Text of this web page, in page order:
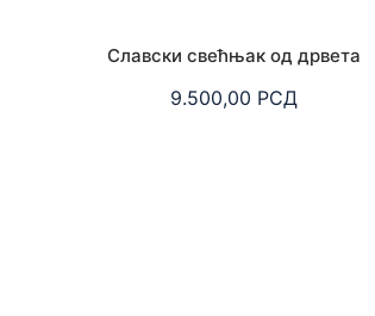
Славски свећњак од дрвета
9.500,00 РСД